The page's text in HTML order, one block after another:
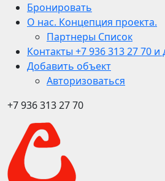
Бронировать
О нас. Концепция проекта.
Партнеры Список
Контакты +7 936 313 27 70 и
Добавить объект
Авторизоваться
+7 936 313 27 70